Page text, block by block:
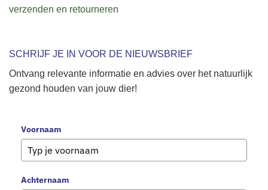
verzenden en retourneren
SCHRIJF JE IN VOOR DE NIEUWSBRIEF
Ontvang relevante informatie en advies over het natuurlijk
gezond houden van jouw dier!
Voornaam
Achternaam